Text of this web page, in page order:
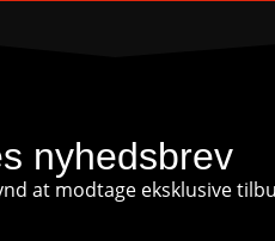
nyhedsbrev
at modtage eksklusive